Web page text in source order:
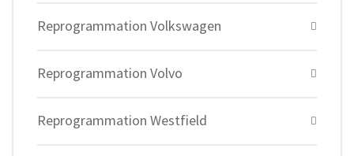
Reprogrammation Volkswagen
Reprogrammation Volvo
Reprogrammation Westfield